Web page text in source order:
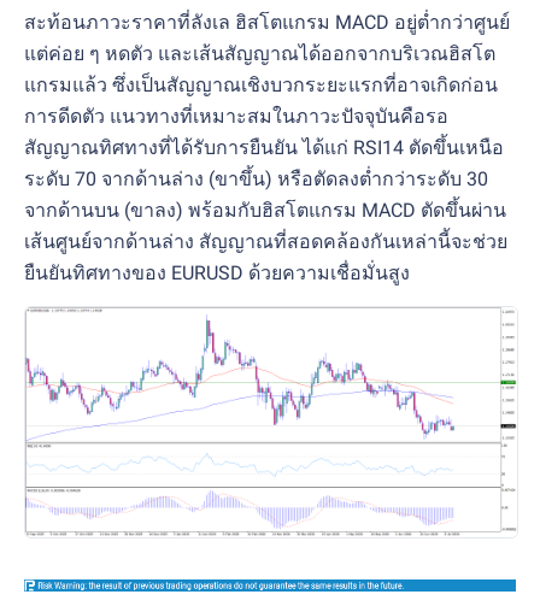
สะท้อนภาวะราคาที่ลังเล ฮิสโตแกรม MACD อยู่ต่ำกว่าศูนย์
แต่ค่อย ๆ หดตัว และเส้นสัญญาณได้ออกจากบริเวณฮิสโต
แกรมแล้ว ซึ่งเป็นสัญญาณเชิงบวกระยะแรกที่อาจเกิดก่อน
การดีดตัว แนวทางที่เหมาะสมในภาวะปัจจุบันคือรอ
สัญญาณทิศทางที่ได้รับการยืนยัน ได้แก่ RSI14 ตัดขึ้นเหนือ
ระดับ 70 จากด้านล่าง (ขาขึ้น) หรือตัดลงต่ำกว่าระดับ 30
จากด้านบน (ขาลง) พร้อมกับฮิสโตแกรม MACD ตัดขึ้นผ่าน
เส้นศูนย์จากด้านล่าง สัญญาณที่สอดคล้องกันเหล่านี้จะช่วย
ยืนยันทิศทางของ EURUSD ด้วยความเชื่อมั่นสูง